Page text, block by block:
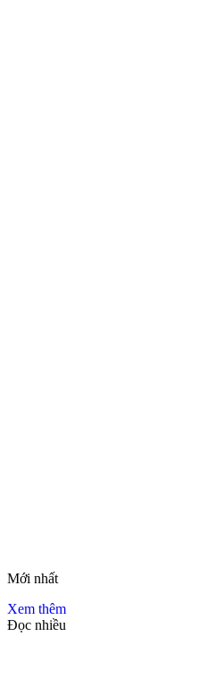
Mới nhất
Xem thêm
Đọc nhiều